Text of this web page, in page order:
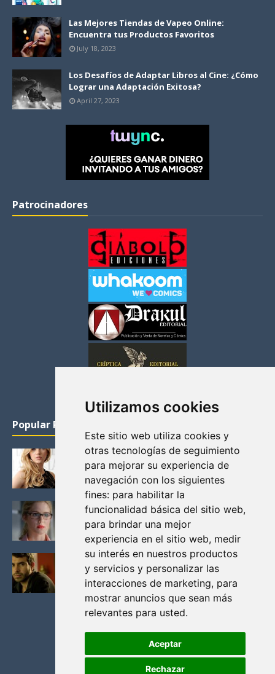
Utilizamos cookies
Este sitio web utiliza cookies y
otras tecnologías de seguimiento
para mejorar su experiencia de
navegación con los siguientes
fines: para habilitar la
funcionalidad básica del sitio web,
para brindar una mejor
experiencia en el sitio web, medir
su interés en nuestros productos
y servicios y personalizar las
interacciones de marketing, para
mostrar anuncios que sean más
relevantes para usted.
Aceptar
Rechazar
Las Mejores Tiendas de Vapeo Online:
Encuentra tus Productos Favoritos
July 18, 2023
Los Desafíos de Adaptar Libros al Cine: ¿Cómo
Lograr una Adaptación Exitosa?
April 27, 2023
Patrocinadores
Popular Posts
KATHERYN WINNICK: LA ACTRIZ MAS GUAPA DE
VIKINGOS
Junio 14, 2013
FELICITY (EMILY BETT RICKARDS), LAS FOTOS
MAS BONITAS DE LA ALIADA DE ARROW
Noviembre 30, 2013
BLACK MIRROR: TODA TU HISTORIA. EPISODIO 3.
LA CRITICA
Mayo 17, 2012